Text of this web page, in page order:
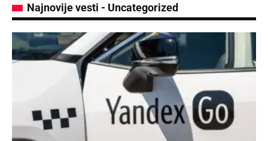
Najnovije vesti - Uncategorized